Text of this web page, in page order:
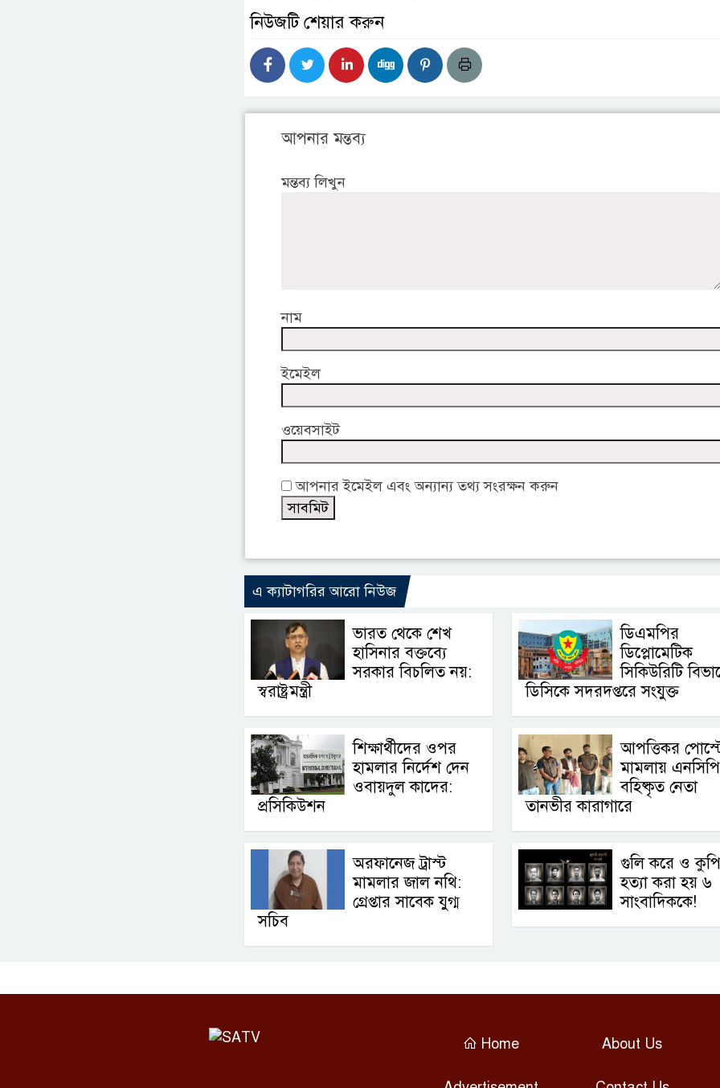
নিউজটি শেয়ার করুন
আপনার মন্তব্য
মন্তব্য লিখুন
নাম
ইমেইল
ওয়েবসাইট
আপনার ইমেইল এবং অন্যান্য তথ্য সংরক্ষন করুন
এ ক্যাটাগরির আরো নিউজ
ভারত থেকে শেখ
হাসিনার বক্তব্যে
সরকার বিচলিত নয়:
স্বরাষ্ট্রমন্ত্রী
ডিএমপির
ডিপ্লোমেটিক
সিকিউরিটি
ডিসিকে সদরদপ্তরে সংযুক্ত
শিক্ষার্থীদের ওপর
হামলার নির্দেশ দেন
ওবায়দুল কাদের:
প্রসিকিউশন
আপত্তিকর
মামলায়
বহিষ্কৃত নেতা
তানভীর কারাগারে
অরফানেজ ট্রাস্ট
মামলার জাল নথি:
গ্রেপ্তার সাবেক যুগ্ম
সচিব
গুলি করে ও
হত্যা করা হয় ৬
সাংবাদিককে!
Home About Us